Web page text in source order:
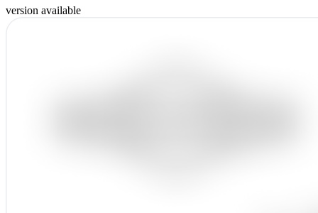
version available